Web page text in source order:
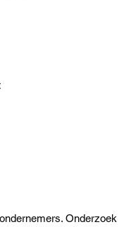
Onderzoek